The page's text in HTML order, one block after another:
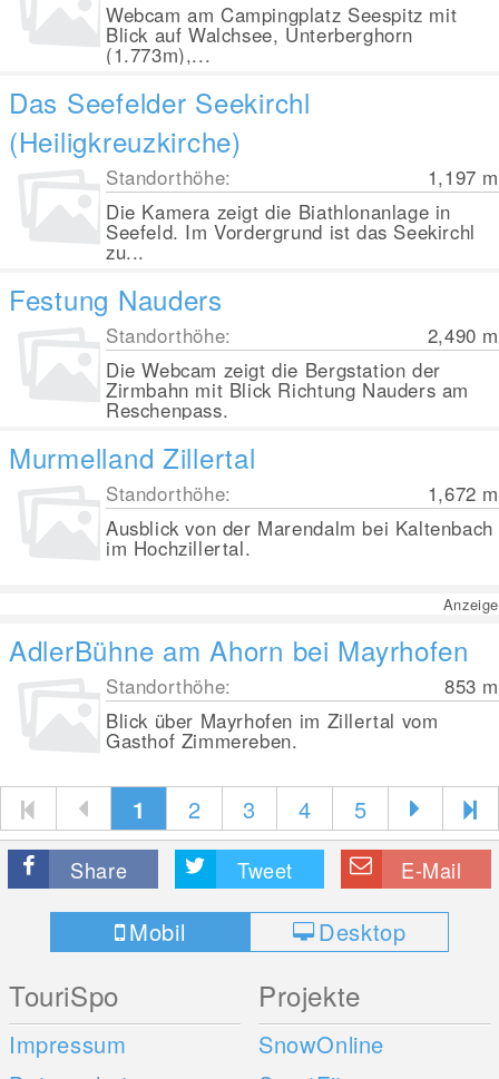
Webcam am Campingplatz Seespitz mit
Blick auf Walchsee, Unterberghorn
(1.773m),...
Das Seefelder Seekirchl
(Heiligkreuzkirche)
Standorthöhe: 1,197 m
Die Kamera zeigt die Biathlonanlage in
Seefeld. Im Vordergrund ist das Seekirchl
zu...
Festung Nauders
Standorthöhe: 2,490 m
Die Webcam zeigt die Bergstation der
Zirmbahn mit Blick Richtung Nauders am
Reschenpass.
Murmelland Zillertal
Standorthöhe: 1,672 m
Ausblick von der Marendalm bei Kaltenbach
im Hochzillertal.
Anzeige
AdlerBühne am Ahorn bei Mayrhofen
Standorthöhe: 853 m
Blick über Mayrhofen im Zillertal vom
Gasthof Zimmereben.
1 2 3 4 5
Share Tweet E-Mail
Mobil Desktop
TouriSpo
Impressum
Projekte
SnowOnline